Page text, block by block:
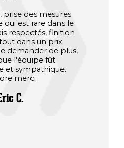
prise des mesures
qui est rare dans le
respectés, finition
dans un prix
demander de plus,
l'équipe fût
et sympathique.
merci
C.